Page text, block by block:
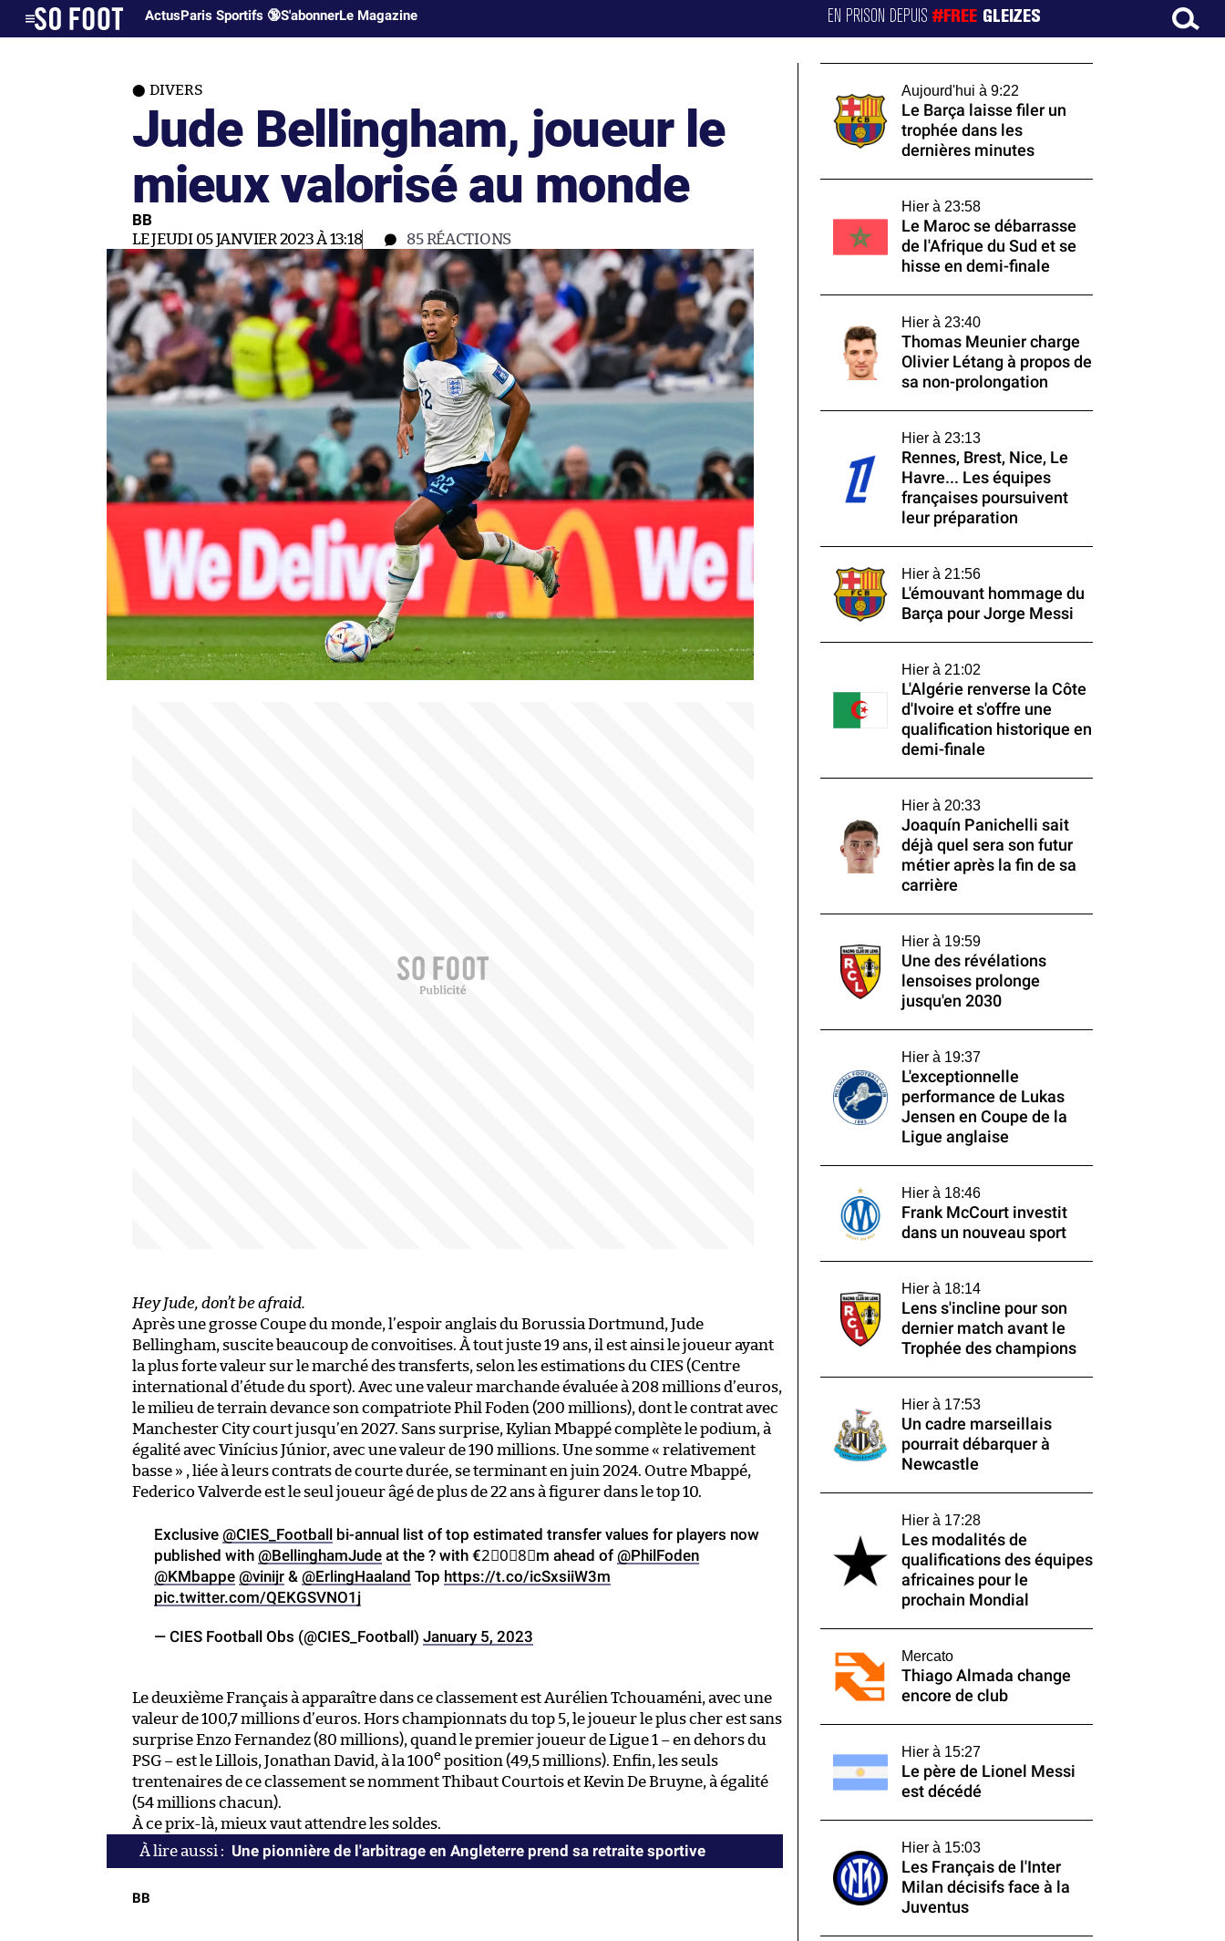
ActusParis Sportifs 🔞S'abonnerLe Magazine EN PRISON DEPUIS#FREE GLEIZES
DIVERS
Jude Bellingham, joueur le
mieux valorisé au monde
BB
LE JEUDI 05 JANVIER 2023 À 13:18 85RÉACTIONS
Hey Jude, don’t be afraid.
Après une grosse Coupe du monde, l’espoir anglais du Borussia Dortmund, Jude
Bellingham, suscite beaucoup de convoitises. À tout juste 19 ans, il est ainsi le joueur ayant
la plus forte valeur sur le marché des transferts, selon les estimations du CIES (Centre
international d’étude du sport). Avec une valeur marchande évaluée à 208 millions d’euros,
le milieu de terrain devance son compatriote Phil Foden (200 millions), dont le contrat avec
Manchester City court jusqu’en 2027. Sans surprise, Kylian Mbappé complète le podium, à
égalité avec Vinícius Júnior, avec une valeur de 190 millions. Une somme « relativement
basse » , liée à leurs contrats de courte durée, se terminant en juin 2024. Outre Mbappé,
Federico Valverde est le seul joueur âgé de plus de 22 ans à figurer dans le top 10.
Exclusive @CIES_Football bi-annual list of top estimated transfer values for players now
published with @BellinghamJude at the ? with €2⃣0⃣8⃣m ahead of @PhilFoden
@KMbappe @vinijr & @ErlingHaaland Top https://t.co/icSxsiiW3m
pic.twitter.com/QEKGSVNO1j
— CIES Football Obs (@CIES_Football) January 5, 2023
Le deuxième Français à apparaître dans ce classement est Aurélien Tchouaméni, avec une
valeur de 100,7 millions d’euros. Hors championnats du top 5, le joueur le plus cher est sans
surprise Enzo Fernandez (80 millions), quand le premier joueur de Ligue 1 – en dehors du
PSG – est le Lillois, Jonathan David, à la 100e position (49,5 millions). Enfin, les seuls
trentenaires de ce classement se nomment Thibaut Courtois et Kevin De Bruyne, à égalité
(54 millions chacun).
À ce prix-là, mieux vaut attendre les soldes.
Une pionnière de l'arbitrage en Angleterre prend sa retraite sportive
BB
Aujourd'hui à 9:22
Le Barça laisse filer un
trophée dans les
dernières minutes
Hier à 23:58
Le Maroc se débarrasse
de l'Afrique du Sud et se
hisse en demi-finale
Hier à 23:40
Thomas Meunier charge
Olivier Létang à propos de
sa non-prolongation
Hier à 23:13
Rennes, Brest, Nice, Le
Havre... Les équipes
françaises poursuivent
leur préparation
Hier à 21:56
L'émouvant hommage du
Barça pour Jorge Messi
Hier à 21:02
L'Algérie renverse la Côte
d'Ivoire et s'offre une
qualification historique en
demi-finale
Hier à 20:33
Joaquín Panichelli sait
déjà quel sera son futur
métier après la fin de sa
carrière
Hier à 19:59
Une des révélations
lensoises prolonge
jusqu'en 2030
Hier à 19:37
L'exceptionnelle
performance de Lukas
Jensen en Coupe de la
Ligue anglaise
Hier à 18:46
Frank McCourt investit
dans un nouveau sport
Hier à 18:14
Lens s'incline pour son
dernier match avant le
Trophée des champions
Hier à 17:53
Un cadre marseillais
pourrait débarquer à
Newcastle
Hier à 17:28
Les modalités de
qualifications des équipes
africaines pour le
prochain Mondial
Mercato
Thiago Almada change
encore de club
Hier à 15:27
Le père de Lionel Messi
est décédé
Hier à 15:03
Les Français de l'Inter
Milan décisifs face à la
Juventus